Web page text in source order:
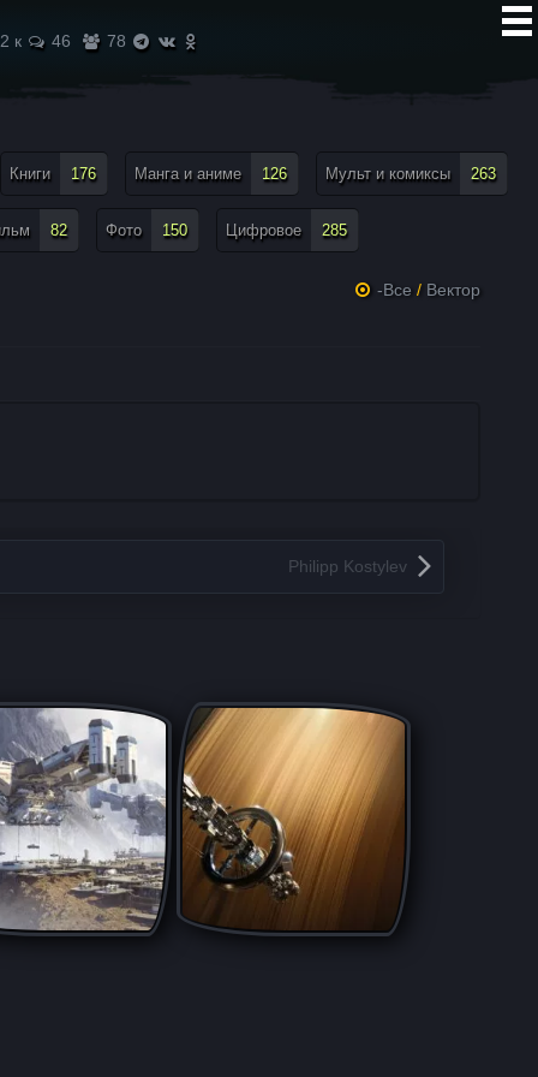
2 к 46 78
Книги 176 Манга и аниме 126 Мульт и комиксы 263
82 Фото 150 Цифровое 285
-Все / Вектор
Philipp Kostylev